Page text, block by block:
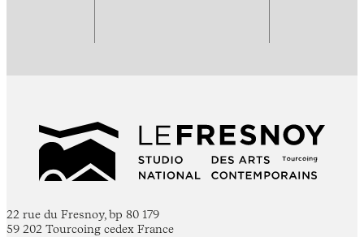
22 rue du Fresnoy, bp 80 179
59 202 Tourcoing cedex France